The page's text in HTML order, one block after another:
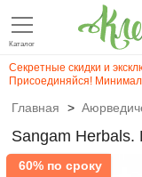
Каталог
Секретные скидки и
Присоединяйся!
Главная >
Sangam Herbals.
60% по сроку